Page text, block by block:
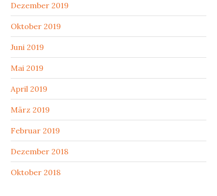
Dezember 2019
Oktober 2019
Juni 2019
Mai 2019
April 2019
März 2019
Februar 2019
Dezember 2018
Oktober 2018